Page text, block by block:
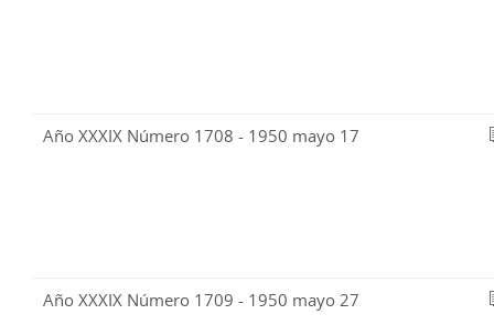
Año XXXIX Número 1708 - 1950 mayo 17
Año XXXIX Número 1709 - 1950 mayo 27